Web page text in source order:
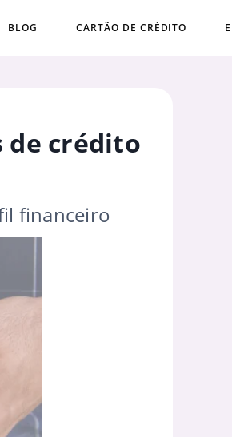
BLOG CARTÃO DE CRÉDITO
de crédito
financeiro